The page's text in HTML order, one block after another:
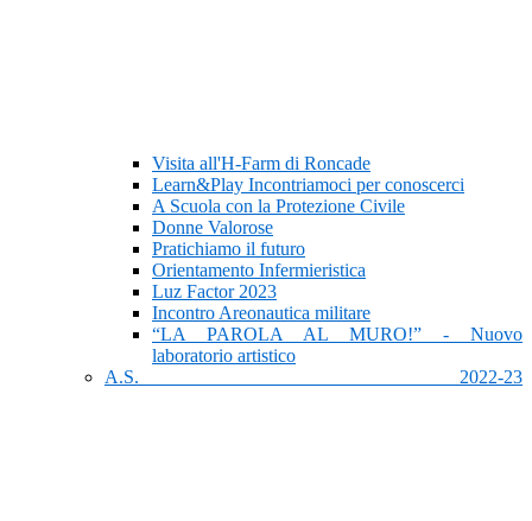
Visita all'H-Farm di Roncade
Learn&Play Incontriamoci per conoscerci
A Scuola con la Protezione Civile
Donne Valorose
Pratichiamo il futuro
Orientamento Infermieristica
Luz Factor 2023
Incontro Areonautica militare
“LA PAROLA AL MURO!” - Nuovo
laboratorio artistico
A.S. 2022-23